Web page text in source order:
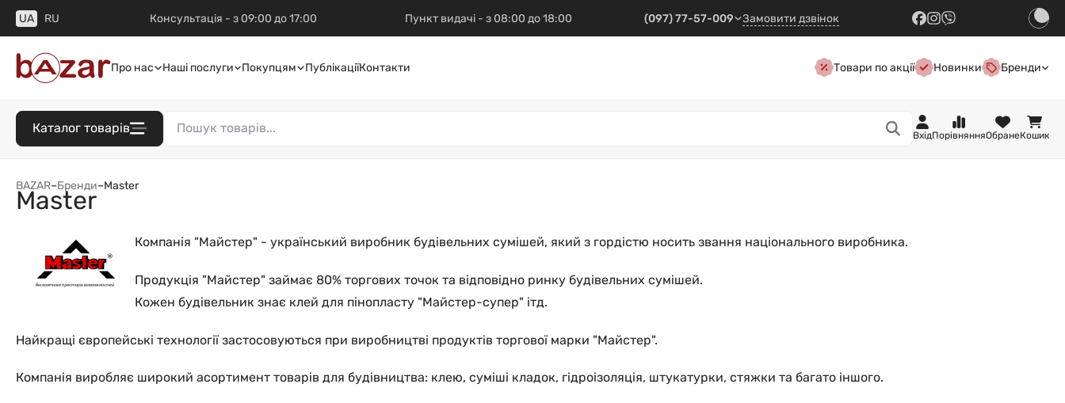
UA RU Консультація - з 09:00 до 17:00 Пункт видачі - з 08:00 до 18:00 (097) 77-57-009 Замовити дзвінок
Про нас Наші послуги Покупцям ПублікаціїКонтакти Товари по акції Новинки Бренди
Каталог товарів
ВхідПорівнянняОбранеКошик
BAZAR–Бренди–Master
Master
Компанія "Майстер" - український виробник будівельних сумішей, який з гордістю носить звання національного виробника.
Продукція "Майстер" займає 80% торгових точок та відповідно ринку будівельних сумішей.
Кожен будівельник знає клей для пінопласту "Майстер-супер" ітд.
Найкращі європейські технології застосовуються при виробництві продуктів торгової марки "Майстер".
Компанія виробляє широкий асортимент товарів для будівництва: клею, суміші кладок, гідроізоляція, штукатурки, стяжки та багато іншого.